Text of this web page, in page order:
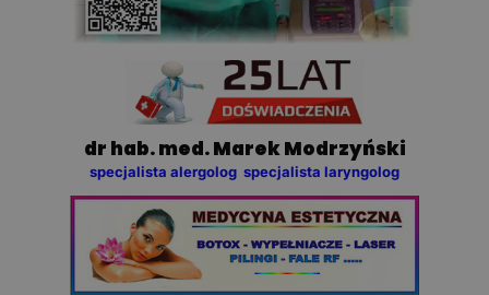
specjalista alergolog specjalista laryngolog
dr hab. med. Marek Modrzyński